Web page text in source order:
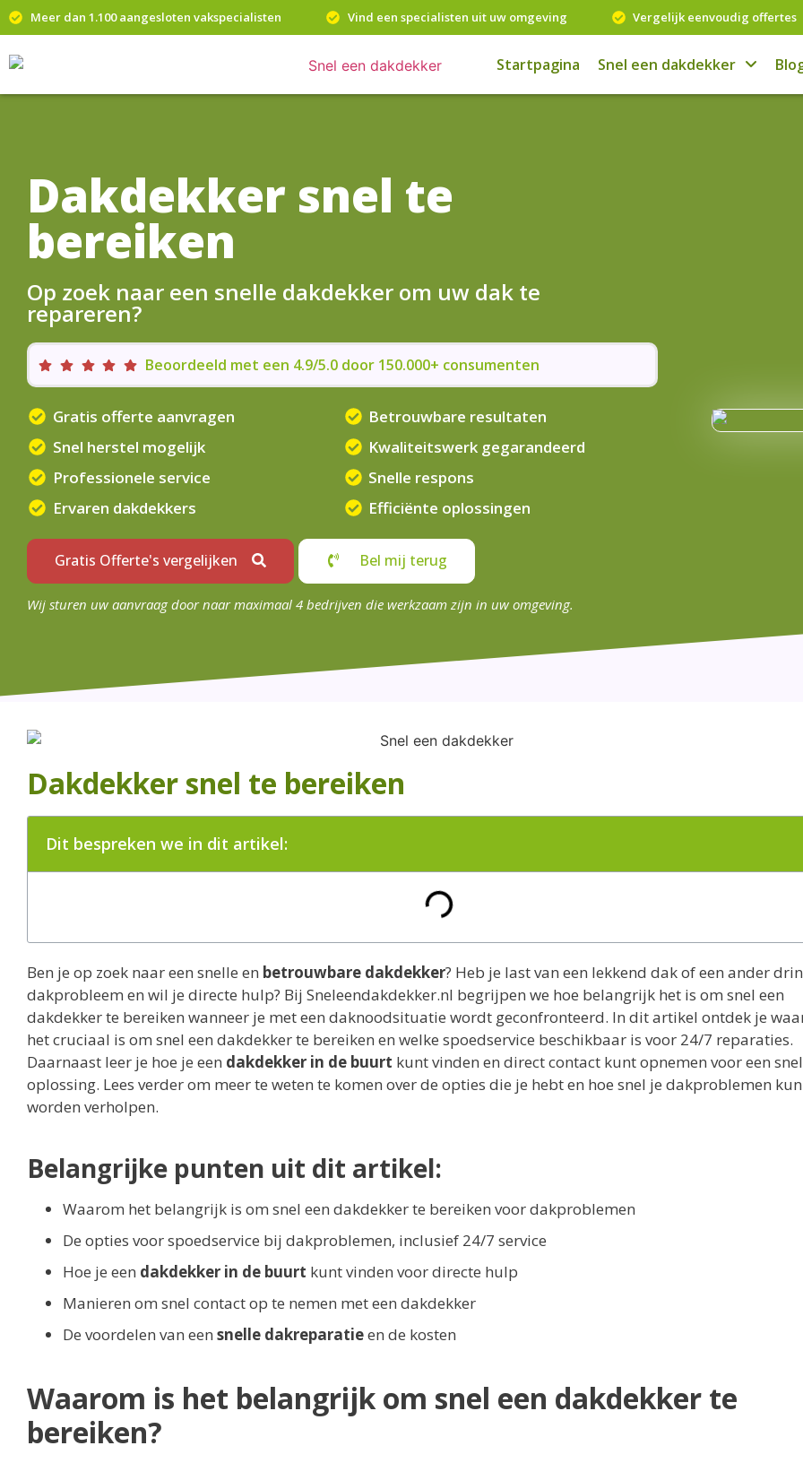
Meer dan 1.100 aangesloten vakspecialisten Vind een specialisten uit uw omgeving Vergelijk eenvoudig offertes
Startpagina Snel een dakdekker
Dakdekker snel te
bereiken
Op zoek naar een snelle dakdekker om uw dak te
repareren?
Beoordeeld met een 4.9/5.0 door 150.000+ consumenten
Gratis offerte aanvragen
Snel herstel mogelijk
Professionele service
Ervaren dakdekkers
Betrouwbare resultaten
Kwaliteitswerk gegarandeerd
Snelle respons
Efficiënte oplossingen
Gratis Offerte's vergelijken Bel mij terug
Wij sturen uw aanvraag door naar maximaal 4 bedrijven die werkzaam zijn in uw omgeving.
Dakdekker snel te bereiken
Dit bespreken we in dit artikel:
Ben je op zoek naar een snelle en betrouwbare dakdekker? Heb je last van een lekkend dak of een ander
dakprobleem en wil je directe hulp? Bij Sneleendakdekker.nl begrijpen we hoe belangrijk het is om snel een
dakdekker te bereiken wanneer je met een daknoodsituatie wordt geconfronteerd. In dit artikel ontdek je
het cruciaal is om snel een dakdekker te bereiken en welke spoedservice beschikbaar is voor 24/7 reparaties.
Daarnaast leer je hoe je een dakdekker in de buurt kunt vinden en direct contact kunt opnemen voor een
oplossing. Lees verder om meer te weten te komen over de opties die je hebt en hoe snel je dakproblemen
worden verholpen.
Belangrijke punten uit dit artikel:
Waarom het belangrijk is om snel een dakdekker te bereiken voor dakproblemen
De opties voor spoedservice bij dakproblemen, inclusief 24/7 service
Hoe je een dakdekker in de buurt kunt vinden voor directe hulp
Manieren om snel contact op te nemen met een dakdekker
De voordelen van een snelle dakreparatieen de kosten
Waarom is het belangrijk om snel een dakdekker te
bereiken?